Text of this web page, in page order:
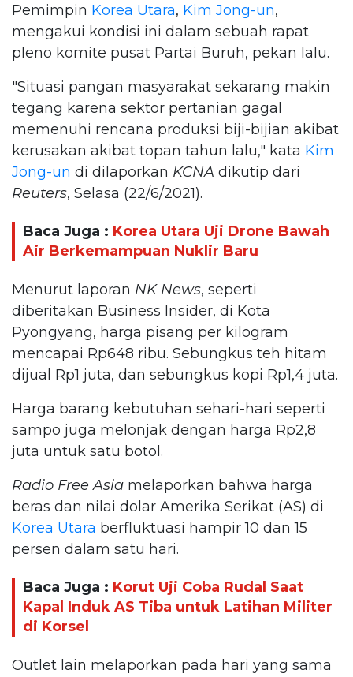
Pemimpin Korea Utara, Kim Jong-un,
mengakui kondisi ini dalam sebuah rapat
pleno komite pusat Partai Buruh, pekan lalu.
"Situasi pangan masyarakat sekarang makin
tegang karena sektor pertanian gagal
memenuhi rencana produksi biji-bijian akibat
kerusakan akibat topan tahun lalu," kata Kim
Jong-un di dilaporkan KCNA dikutip dari
Reuters, Selasa (22/6/2021).
Baca Juga : Korea Utara Uji Drone Bawah
Air Berkemampuan Nuklir Baru
Menurut laporan NK News, seperti
diberitakan Business Insider, di Kota
Pyongyang, harga pisang per kilogram
mencapai Rp648 ribu. Sebungkus teh hitam
dijual Rp1 juta, dan sebungkus kopi Rp1,4 juta.
Harga barang kebutuhan sehari-hari seperti
sampo juga melonjak dengan harga Rp2,8
juta untuk satu botol.
Radio Free Asia melaporkan bahwa harga
beras dan nilai dolar Amerika Serikat (AS) di
Korea Utara berfluktuasi hampir 10 dan 15
persen dalam satu hari.
Baca Juga : Korut Uji Coba Rudal Saat
Kapal Induk AS Tiba untuk Latihan Militer
di Korsel
Outlet lain melaporkan pada hari yang sama